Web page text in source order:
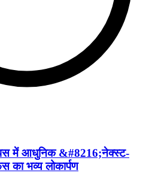
में आधुनिक &#8216;नेक्स्ट-
भव्य लोकार्पण